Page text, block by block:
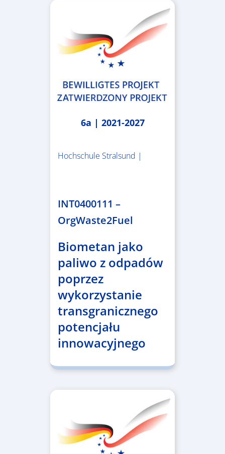
6a | 2021-2027
Hochschule Stralsund |
INT0400111 –
OrgWaste2Fuel
Biometan jako
paliwo z odpadów
poprzez
wykorzystanie
transgranicznego
potencjału
innowacyjnego